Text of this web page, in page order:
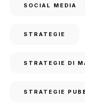
SOCIAL MEDIA
STRATEGIE
STRATEGIE DI
STRATEGIE